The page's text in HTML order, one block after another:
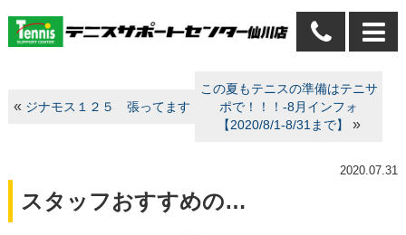
« ジナモス１２５ 張ってます
この夏もテニスの準備はテニサ
ポで！！！-8月インフォ
【2020/8/1-8/31まで】
»
2020.07.31
スタッフおすすめの…